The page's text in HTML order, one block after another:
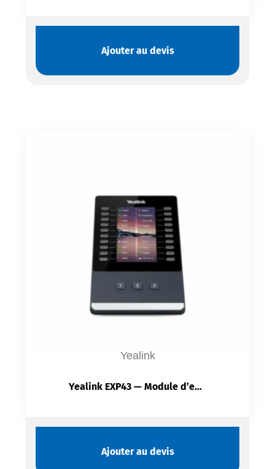
Ajouter au devis
Yealink
Yealink EXP43 — Module d’extension | Écran couleur 4,3″ | 60 touches DSS | LED bicolores
Ajouter au devis